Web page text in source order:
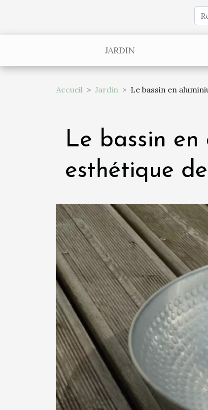
JARDIN
Accueil Jardin Le bassin en
Le bassin en
esthétique